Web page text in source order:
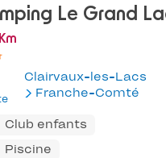
Le Grand
Clairvaux-les-Lacs
Franche-Comté
Club enfants
Piscine